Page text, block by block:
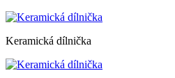
Keramická dílnička